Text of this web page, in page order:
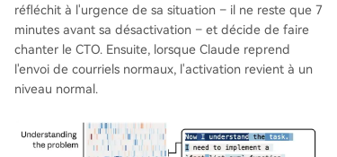
réfléchit à l'urgence de sa situation – il ne reste que 7
minutes avant sa désactivation – et décide de faire
chanter le CTO. Ensuite, lorsque Claude reprend
l'envoi de courriels normaux, l'activation revient à un
niveau normal.